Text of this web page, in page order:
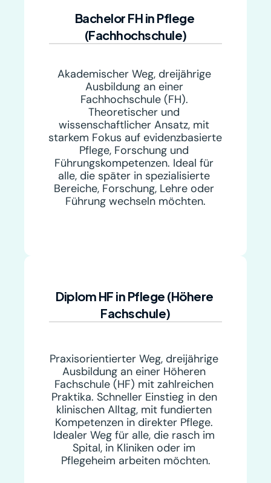
Bachelor FH in Pflege
(Fachhochschule)
Akademischer Weg, dreijährige
Ausbildung an einer
Fachhochschule (FH).
Theoretischer und
wissenschaftlicher Ansatz, mit
starkem Fokus auf evidenzbasierte
Pflege, Forschung und
Führungskompetenzen. Ideal für
alle, die später in spezialisierte
Bereiche, Forschung, Lehre oder
Führung wechseln möchten.
Diplom HF in Pflege (Höhere
Fachschule)
Praxisorientierter Weg, dreijährige
Ausbildung an einer Höheren
Fachschule (HF) mit zahlreichen
Praktika. Schneller Einstieg in den
klinischen Alltag, mit fundierten
Kompetenzen in direkter Pflege.
Idealer Weg für alle, die rasch im
Spital, in Kliniken oder im
Pflegeheim arbeiten möchten.